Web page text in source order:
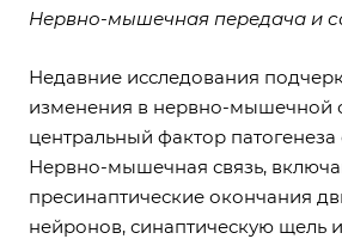
Нервно-мышечная передача и
Недавние исследования
изменения в нервно-мышечной
центральный фактор
Нервно-мышечная связь,
пресинаптические окончания
нейронов, синаптическую щель и